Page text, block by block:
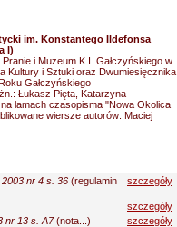
im. Konstantego Ildefonsa
I)
i Muzeum K.I. Gałczyńskiego w
Kultury i Sztuki oraz Dwumiesięcznika
Gałczyńskiego
Łukasz Pięta, Katarzyna
łamach czasopisma "Nowa Okolica
wiersze autorów: Maciej
nr 4 s. 36 (regulamin
szczegóły
szczegóły
nr 13 s. A7(nota...)
szczegóły